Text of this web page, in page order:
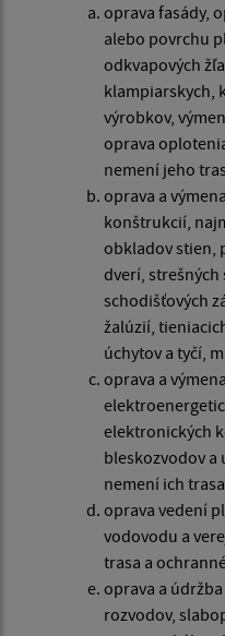
oprava fasády,
alebo povrchu
odkvapových
klampiarskych,
výrobkov,
oprava
nemení jeho
oprava a
konštrukcií,
obkladov stien,
dverí, strešných
schodišťových
žalúzií,
úchytov a tyčí,
oprava a
elektronických
bleskozvodov a
nemení ich
oprava vedení
vodovodu a
trasa a
oprava a
rozvodov,